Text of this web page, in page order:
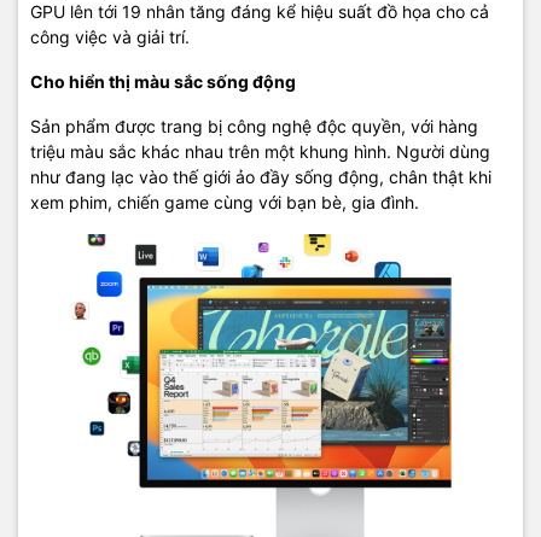
GPU lên tới 19 nhân tăng đáng kể hiệu suất đồ họa cho cả
công việc và giải trí.
Cho hiển thị màu sắc sống động
Sản phẩm được trang bị công nghệ độc quyền, với hàng
triệu màu sắc khác nhau trên một khung hình. Người dùng
như đang lạc vào thế giới ảo đầy sống động, chân thật khi
xem phim, chiến game cùng với bạn bè, gia đình.